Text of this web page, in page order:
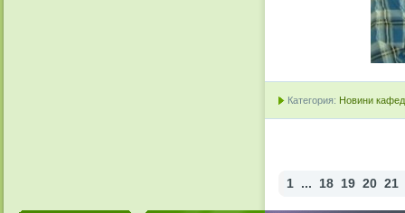
Категория: Новини
1 ... 18 19 20 21